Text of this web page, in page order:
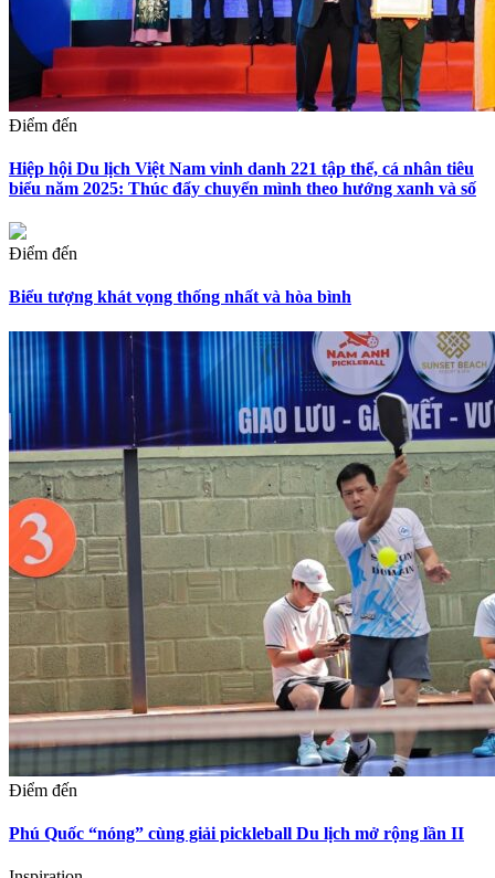
Điểm đến
Hiệp hội Du lịch Việt Nam vinh danh 221 tập thể, cá nhân tiêu
biểu năm 2025: Thúc đẩy chuyển mình theo hướng xanh và số
Điểm đến
Biểu tượng khát vọng thống nhất và hòa bình
Điểm đến
Phú Quốc “nóng” cùng giải pickleball Du lịch mở rộng lần II